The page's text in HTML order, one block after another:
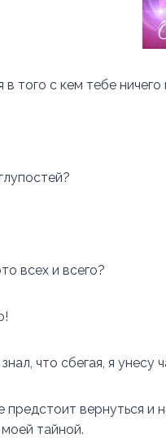
в того с кем тебе ничего
всех и всего?
что сбегая, я унесу
предстоит вернуться и
тайной.